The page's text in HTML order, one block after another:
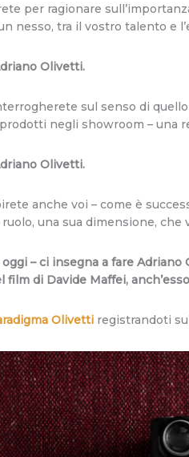
per ragionare
nesso, tra il vostro talento e
Olivetti.
sul senso di
negli showroom – una
Olivetti.
anche voi – come è
una sua dimensione,
oggi – ci insegna a fare
film di Davide Maffei,
Olivetti registrandoti